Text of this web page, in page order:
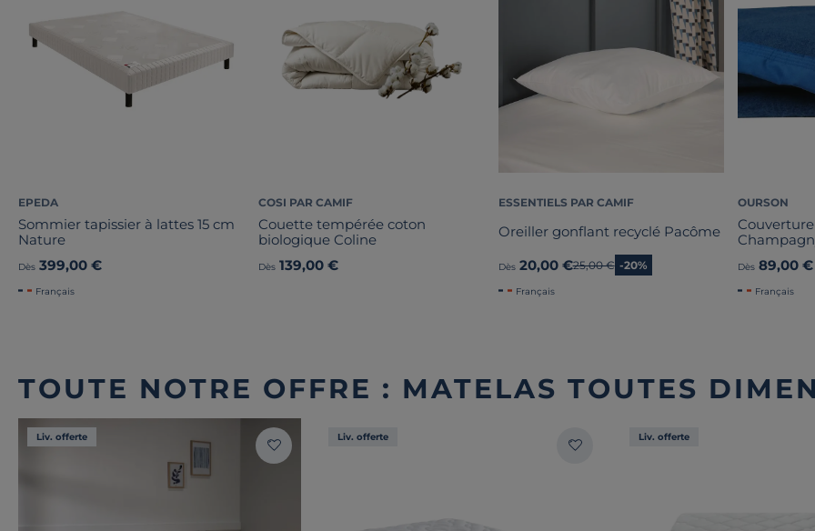
EPEDA
Sommier tapissier à lattes 15 cm
Nature
Dès 399,00 €
Français
COSI PAR CAMIF
Couette tempérée coton
biologique Coline
Dès 139,00 €
ESSENTIELS PAR CAMIF
Oreiller gonflant recyclé Pacôme
Dès 20,00 €Ancien prix
25,00 € -20%
Français
OURSON
Dès 89,00 €
Français
TOUTE NOTRE OFFRE : MATELAS TOUTES
Liv. offerte Liv. offerte Liv. offerte